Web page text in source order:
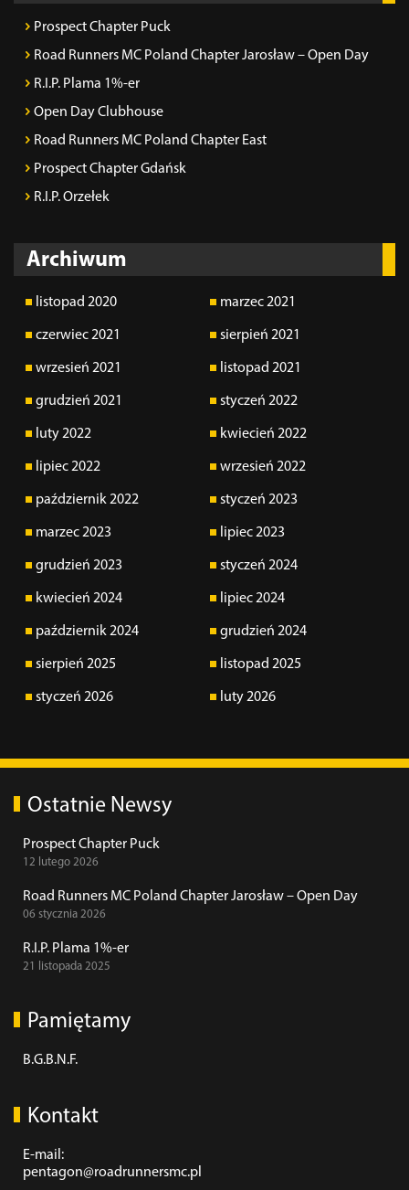
Prospect Chapter Puck
Road Runners MC Poland Chapter Jarosław – Open Day
R.I.P. Plama 1%-er
Open Day Clubhouse
Road Runners MC Poland Chapter East
Prospect Chapter Gdańsk
R.I.P. Orzełek
Archiwum
listopad 2020 marzec 2021
czerwiec 2021 sierpień 2021
wrzesień 2021 listopad 2021
grudzień 2021 styczeń 2022
luty 2022 kwiecień 2022
lipiec 2022 wrzesień 2022
październik 2022 styczeń 2023
marzec 2023 lipiec 2023
grudzień 2023 styczeń 2024
kwiecień 2024 lipiec 2024
październik 2024 grudzień 2024
sierpień 2025 listopad 2025
styczeń 2026 luty 2026
Ostatnie Newsy
Prospect Chapter Puck
12 lutego 2026
Road Runners MC Poland Chapter Jarosław – Open Day
06 stycznia 2026
R.I.P. Plama 1%-er
21 listopada 2025
Pamiętamy
B.G.B.N.F.
Kontakt
E-mail:
pentagon@roadrunnersmc.pl